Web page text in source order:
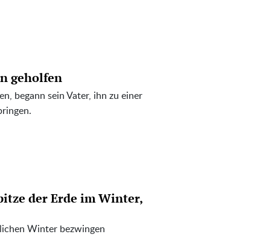
geholfen
begann sein Vater, ihn zu einer
der Erde im Winter,
Winter bezwingen